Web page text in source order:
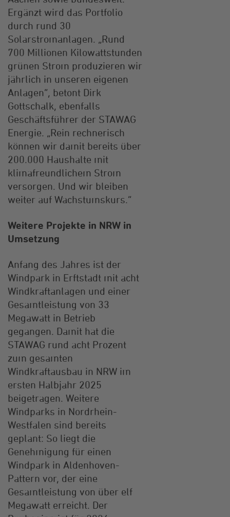
Ergänzt wird das Portfolio
durch rund 30
Solarstromanlagen. „Rund
700 Millionen Kilowattstunden
grünen Strom produzieren wir
jährlich in unseren eigenen
Anlagen“, betont Dirk
Gottschalk, ebenfalls
Geschäftsführer der STAWAG
Energie. „Rein rechnerisch
können wir damit bereits über
200.000 Haushalte mit
klimafreundlichem Strom
versorgen. Und wir bleiben
weiter auf Wachstumskurs.“
Weitere Projekte in NRW in
Umsetzung
Anfang des Jahres ist der
Windpark in Erftstadt mit acht
Windkraftanlagen und einer
Gesamtleistung von 33
Megawatt in Betrieb
gegangen. Damit hat die
STAWAG rund acht Prozent
zum gesamten
Windkraftausbau in NRW im
ersten Halbjahr 2025
beigetragen. Weitere
Windparks in Nordrhein-
Westfalen sind bereits
geplant: So liegt die
Genehmigung für einen
Windpark in Aldenhoven-
Pattern vor, der eine
Gesamtleistung von über elf
Megawatt erreicht. Der